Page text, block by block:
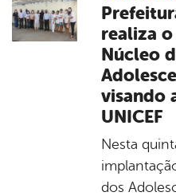
realiza
Núcleo
visando
UNICEF
Nesta
dos